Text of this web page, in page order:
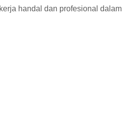
handal dan profesional dalam